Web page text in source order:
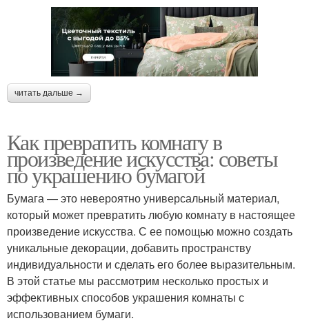
читать дальше →
Как превратить комнату в
произведение искусства: советы
по украшению бумагой
Бумага — это невероятно универсальный материал,
который может превратить любую комнату в настоящее
произведение искусства. С ее помощью можно создать
уникальные декорации, добавить пространству
индивидуальности и сделать его более выразительным.
В этой статье мы рассмотрим несколько простых и
эффективных способов украшения комнаты с
использованием бумаги.